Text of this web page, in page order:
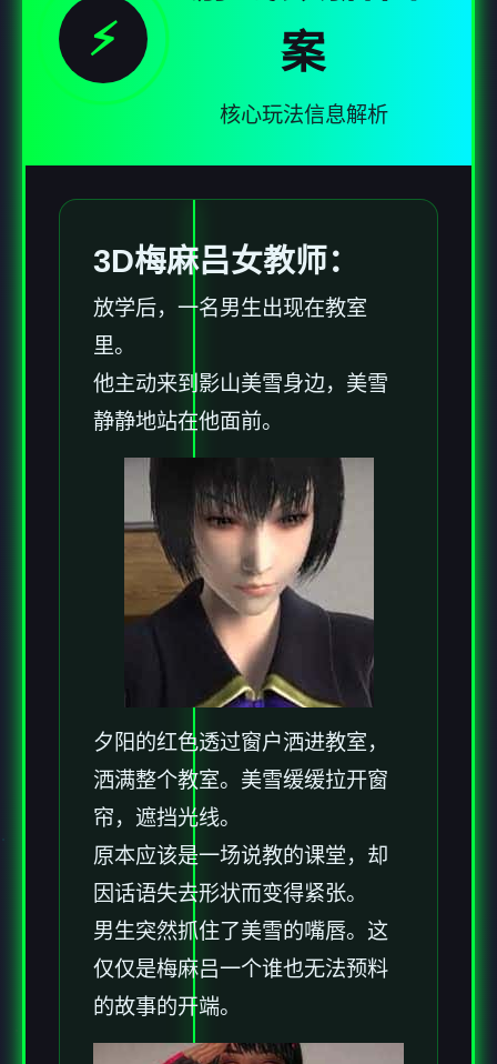
⚡
案
核心玩法信息解析
3D梅麻吕女教师：
放学后，一名男生出现在教室
里。
他主动来到影山美雪身边，美雪
静静地站在他面前。
夕阳的红色透过窗户洒进教室，
洒满整个教室。美雪缓缓拉开窗
帘，遮挡光线。
原本应该是一场说教的课堂，却
因话语失去形状而变得紧张。
男生突然抓住了美雪的嘴唇。这
仅仅是梅麻吕一个谁也无法预料
的故事的开端。